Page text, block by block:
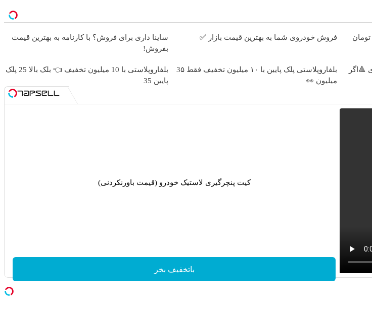
🎁 ۱۰ میلیون تومان
فروش خودروی شما به بهترین قیمت بازار ✅
ساینا داری برای فروش؟ با کارنامه به بهترین قیمت
بفروش!
🔺اگر
بلفاروپلاستی پلک پایین با ۱۰ میلیون تخفیف فقط 3۵
میلیون 👀
بلفاروپلاستی با 10 میلیون تخفیف 👈 بلک بالا 25 پلک
پایین 35
کیت پنچرگیری لاستیک خودرو (قیمت باورنکردنی)
باتخفیف بخر